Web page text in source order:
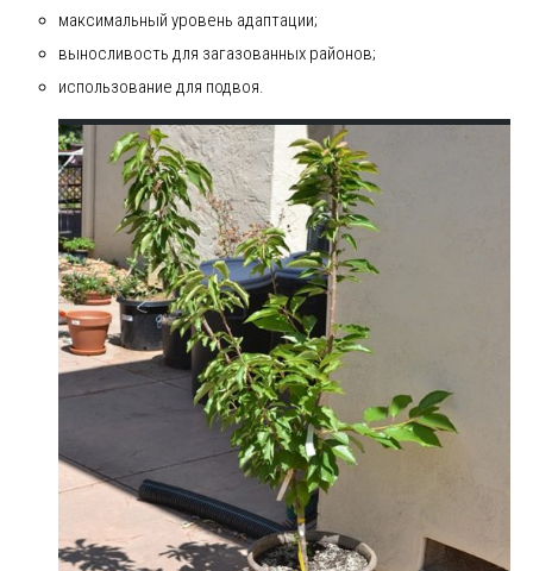
максимальный уровень адаптации;
выносливость для загазованных районов;
использование для подвоя.